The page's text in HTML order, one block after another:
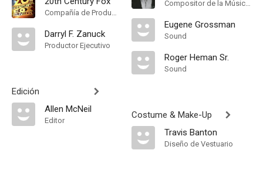
Compañía de Produccion
Darryl F. Zanuck
Productor Ejecutivo
Edición
Allen McNeil
Editor
Compositor de la Música Original
Eugene Grossman
Sound
Roger Heman Sr.
Sound
Costume & Make-Up
Travis Banton
Diseño de Vestuario